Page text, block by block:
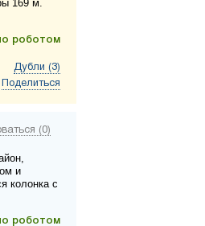
169 м.
роботом
Дубли (3)
Поделиться
(0)
и
колонка с
роботом